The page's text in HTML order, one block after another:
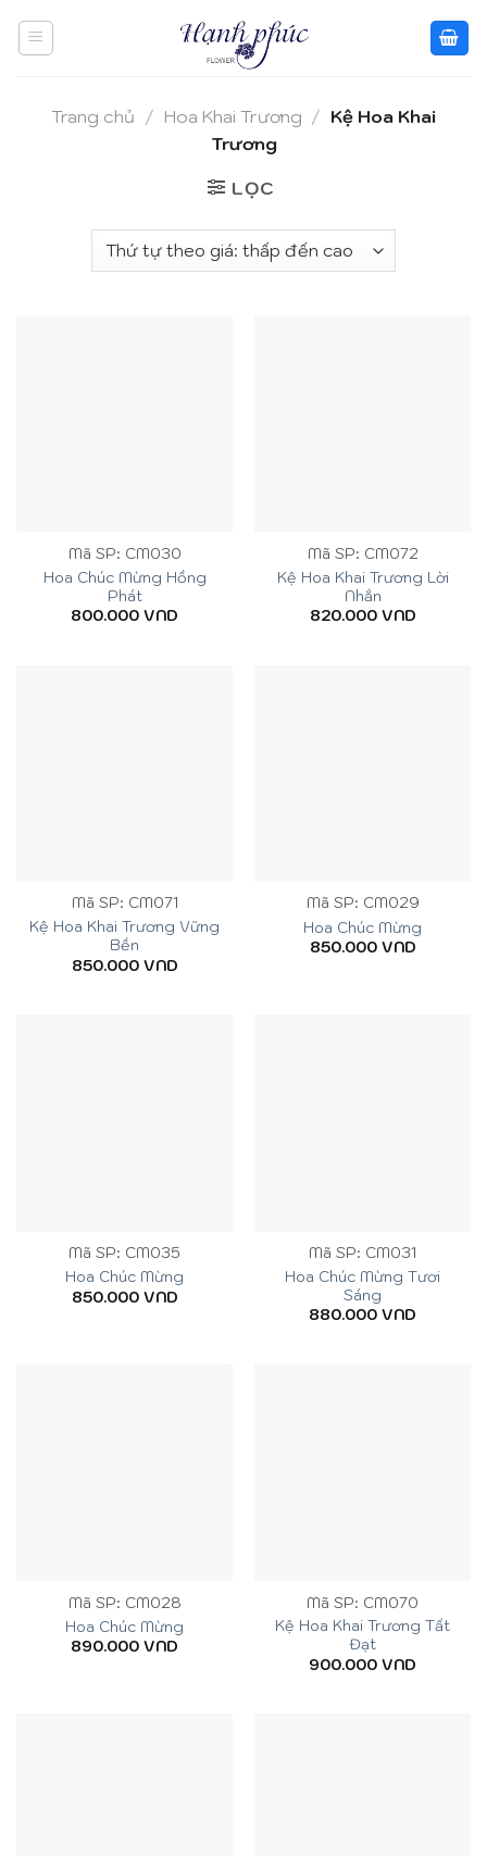
Trang chủ / Hoa Khai Trương / Kệ Hoa Khai
Trương
LỌC
Mã SP: CM030
Hoa Chúc Mừng Hồng
Phát
800.000 VND
Mã SP: CM072
Kệ Hoa Khai Trương Lời
Nhắn
820.000VND
Mã SP: CM071
Kệ Hoa Khai Trương Vững
Bền
850.000VND
Mã SP: CM029
Hoa Chúc Mừng
850.000VND
Mã SP: CM035
Hoa Chúc Mừng
850.000VND
Mã SP: CM031
Hoa Chúc Mừng Tươi
Sáng
880.000 VND
Mã SP: CM028
Hoa Chúc Mừng
890.000 VND
Mã SP: CM070
Kệ Hoa Khai Trương Tất
Đạt
900.000 VND